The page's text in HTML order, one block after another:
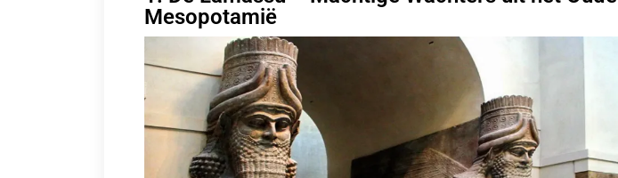
Mesopotamië